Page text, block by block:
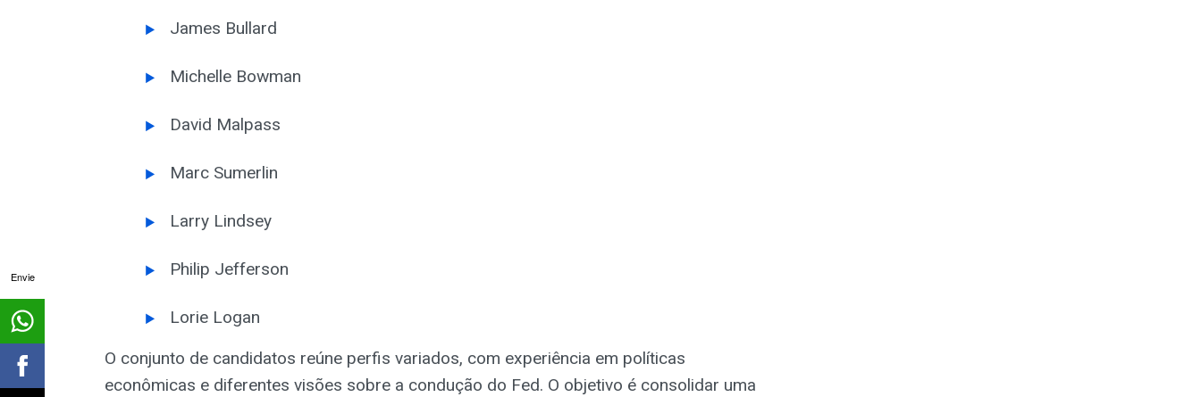
James Bullard
Michelle Bowman
David Malpass
Marc Sumerlin
Larry Lindsey
Philip Jefferson
Lorie Logan
O conjunto de candidatos reúne perfis variados, com experiência em políticas
econômicas e diferentes visões sobre a condução do Fed. O objetivo é consolidar uma
Envie